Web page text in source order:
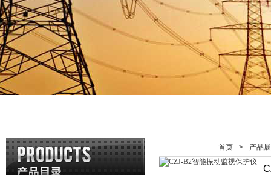
首页 > 产品